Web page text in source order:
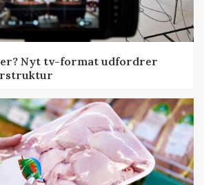
Nyt tv-format udfordrer